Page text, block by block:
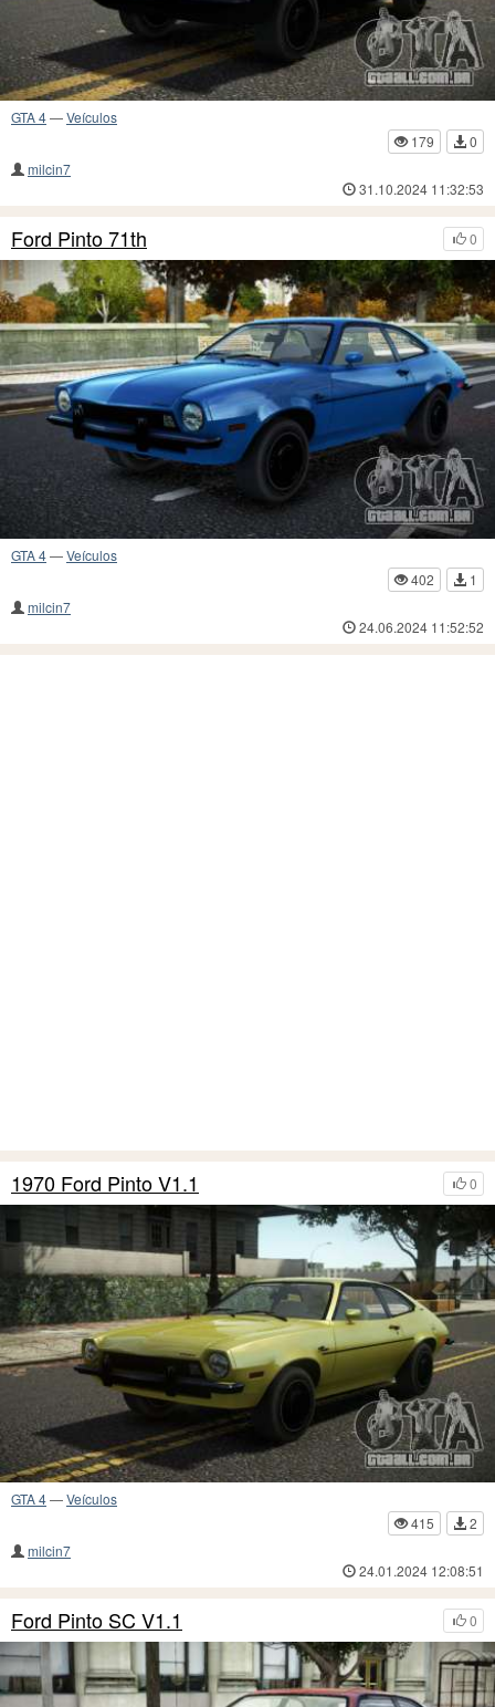
GTA 4—Veículos
179
0
milcin7
31.10.2024 11:32:53
0
Ford Pinto 71th
GTA 4—Veículos
402
1
milcin7
24.06.2024 11:52:52
0
1970 Ford Pinto V1.1
GTA 4—Veículos
415
2
milcin7
24.01.2024 12:08:51
0
Ford Pinto SC V1.1